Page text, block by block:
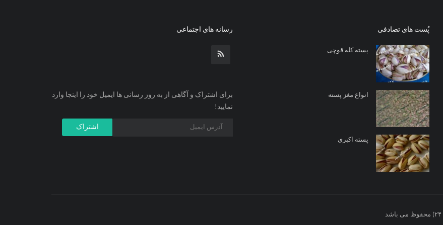
پُست های تصادفی
پسته کله قوچی
انواع مغز پسته
پسته اکبری
رسانه های اجتماعی
برای اشتراک و آگاهی از به روز رسانی ها ایمیل خود را اینجا وارد
نمایید!
اشتراک